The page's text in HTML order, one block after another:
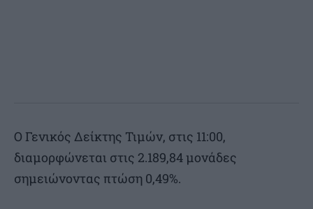
O Γενικός Δείκτης Τιμών, στις 11:00,
διαμορφώνεται στις 2.189,84 μονάδες
σημειώνοντας πτώση 0,49%.